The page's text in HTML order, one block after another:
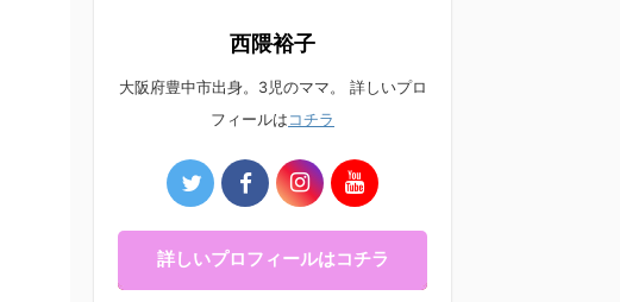
西隈裕子
大阪府豊中市出身。3児のママ。 詳しいプロ
フィールは コチラ
詳しいプロフィールはコチラ